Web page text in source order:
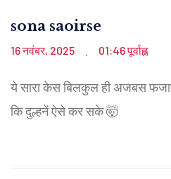
sona saoirse
16 नवंबर, 2025 . 01:46 पूर्वाह्न
ये सारा केस बिलकुल ही अजबस
कि दुल्हनें ऐसे कर सके 🤯